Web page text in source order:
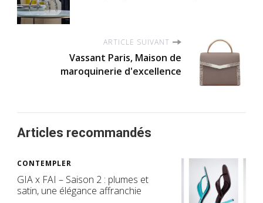
ARTICLE SUIVANT
Vassant Paris, Maison de
maroquinerie d'excellence
Articles recommandés
CONTEMPLER
GIA x FAI – Saison 2 : plumes et
satin, une élégance affranchie